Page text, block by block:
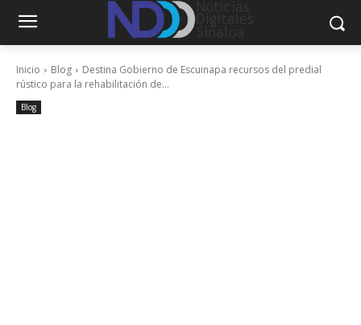
Inicio Blog
Destina Gobierno de Escuinapa recursos del predial
rústico para la rehabilitación de...
Blog